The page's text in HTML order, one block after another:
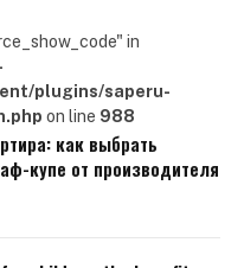
in
plugins/saperu-
on line 988
как выбрать
купе от производителя